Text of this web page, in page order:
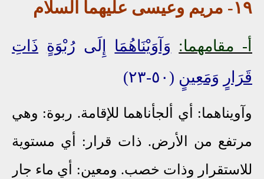
١٩- مريم وعيسى عليهما السلام
- مقامهما: وَآوَيْنَاهُمَا إِلَىرُبْوَةٍ ذَاتِ
قَرَارٍ وَمَعِينٍ (٥٠-٢٣)
وآويناهما: أي ألجأناهما للإقامة. ربوة: وهي
مرتفع من الأرض. ذات قرار: أي مستوية
للاستقرار وذات خصب. ومعين: أي ماء جار